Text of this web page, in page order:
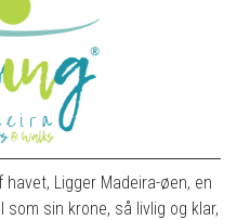
Ligger Madeira-øen, en
sin krone, så livlig og klar,